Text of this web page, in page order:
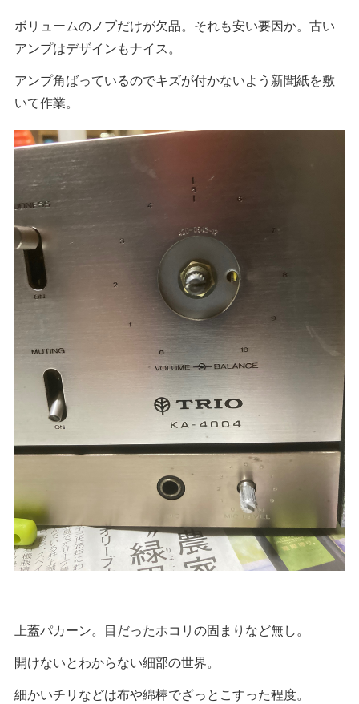
ボリュームのノブだけが欠品。それも安い要因か。古い
アンプはデザインもナイス。
アンプ角ばっているのでキズが付かないよう新聞紙を敷
いて作業。
上蓋パカーン。目だったホコリの固まりなど無し。
開けないとわからない細部の世界。
細かいチリなどは布や綿棒でざっとこすった程度。